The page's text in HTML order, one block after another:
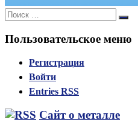
Поиск:
Пользовательское меню
Регистрация
Войти
Entries RSS
Сайт о металле